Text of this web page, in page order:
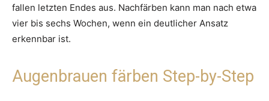
fallen letzten Endes aus. Nachfärben kann man nach etwa
vier bis sechs Wochen, wenn ein deutlicher Ansatz
erkennbar ist.
Augenbrauen färben Step-by-Step